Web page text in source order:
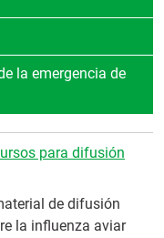
la emergencia de
para difusión
de difusión
la influenza aviar